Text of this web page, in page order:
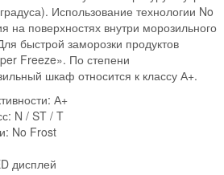
Использование технологии No
на поверхностях внутри морозильного
быстрой заморозки продуктов
Freeze». По степени
шкаф относится к классу А+.
А+
N / ST / T
No Frost
дисплей